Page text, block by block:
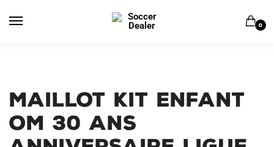
0
MAILLOT KIT ENFANT
OM 30 ANS